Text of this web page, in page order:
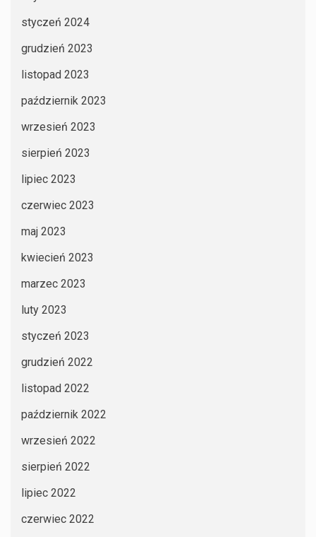
styczeń 2024
grudzień 2023
listopad 2023
październik 2023
wrzesień 2023
sierpień 2023
lipiec 2023
czerwiec 2023
maj 2023
kwiecień 2023
marzec 2023
luty 2023
styczeń 2023
grudzień 2022
listopad 2022
październik 2022
wrzesień 2022
sierpień 2022
lipiec 2022
czerwiec 2022